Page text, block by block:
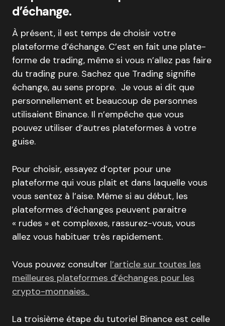
d’échange.
À présent, il est temps de choisir votre
plateforme d’échange. C’est en fait une plate-
forme de trading, même si vous n’allez pas faire
du trading pure. Sachez que Trading signifie
échange, au sens propre. Je vous ai dit que
personnellement et beaucoup de personnes
utilisaient Binance. Il n’empêche que vous
pouvez utiliser d’autres plateformes à votre
guise.
Pour choisir, essayez d’opter pour une
plateforme qui vous plait et dans laquelle vous
vous sentez à l’aise. Même si au début, les
plateformes d’échanges peuvent paraitre
« rudes » et complexes, rassurez-vous, vous
allez vous habituer très rapidement.
Vous pouvez consulter l’article sur toutes les
meilleures plateformes d’échanges pour les
crypto-monnaies.
La troisième étape du tutoriel Binance est celle